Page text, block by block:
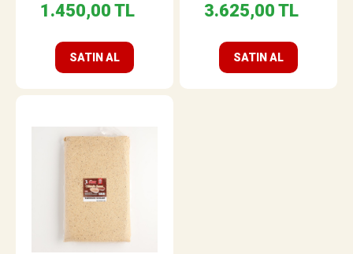
1.450,00 TL
SATIN AL
3.625,00 TL
SATIN AL